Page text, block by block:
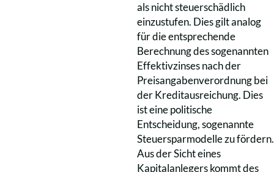
als nicht steuerschädlich
einzustufen. Dies gilt analog
für die entsprechende
Berechnung des sogenannten
Effektivzinses nach der
Preisangabenverordnung bei
der Kreditausreichung. Dies
ist eine politische
Entscheidung, sogenannte
Steuersparmodelle zu fördern.
Aus der Sicht eines
Kapitalanlegers kommt des